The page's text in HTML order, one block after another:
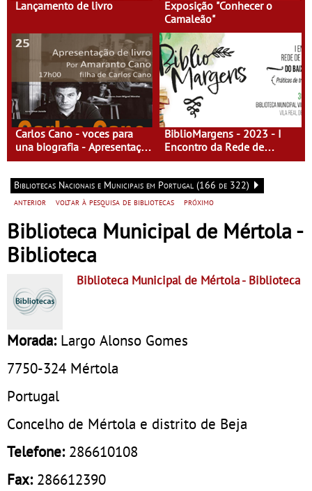
Lançamento de livro
Exposição "Conhecer o
Camaleão"
Carlos Cano - voces para
una biografia - Apresentação
de livro
BiblioMargens - 2023 - I
Encontro da Rede de
Bibliotecas do Baixo
Bibliotecas Nacionais e Municipais em Portugal (166 de 322)
anterior
voltar à pesquisa de bibliotecas próximo
Biblioteca Municipal de Mértola -
Biblioteca
Biblioteca Municipal de Mértola- Biblioteca
Morada: Largo Alonso Gomes
7750-324 Mértola
Portugal
Concelho de Mértola e distrito de Beja
Telefone: 286610108
Fax: 286612390